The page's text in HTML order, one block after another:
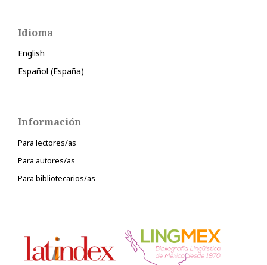
Idioma
English
Español (España)
Información
Para lectores/as
Para autores/as
Para bibliotecarios/as